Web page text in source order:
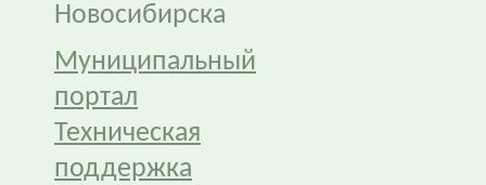
Новосибирска
Муниципальный
портал
Техническая
поддержка